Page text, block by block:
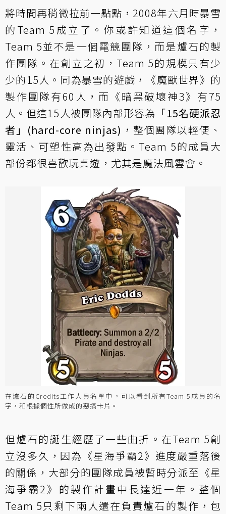
將時間再稍微拉前一點點，2008年六月時暴雪
的Team 5成立了。你或許知道這個名字，
Team 5並不是一個電競團隊，而是爐石的製
作團隊。在創立之初，Team 5的規模只有少
少的15人。同為暴雪的遊戲，《魔獸世界》的
製作團隊有60人，而《暗黑破壞神3》有75
人。但這15人被團隊內部形容為 「15名硬派忍
者」(hard-core ninjas) ，整個團隊以輕便、
靈活、可塑性高為出發點。Team 5的成員大
部份都很喜歡玩桌遊，尤其是魔法風雲會。
在爐石的Credits工作人員名單中，可以看到所有Team 5成員的名
字，和根據個性所做成的惡搞卡片。
但爐石的誕生經歷了一些曲折。在Team 5創
立沒多久，因為《星海爭霸2》進度嚴重落後
的關係，大部分的團隊成員被暫時分派至《星
海爭霸2》的製作計畫中長達近一年。整個
Team 5只剩下兩人還在負責爐石的製作，包